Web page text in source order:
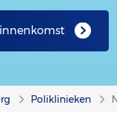
Poliklinieken